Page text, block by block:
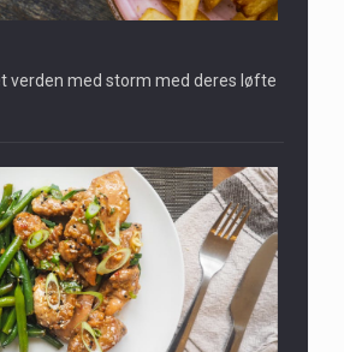
verden med storm med deres løfte